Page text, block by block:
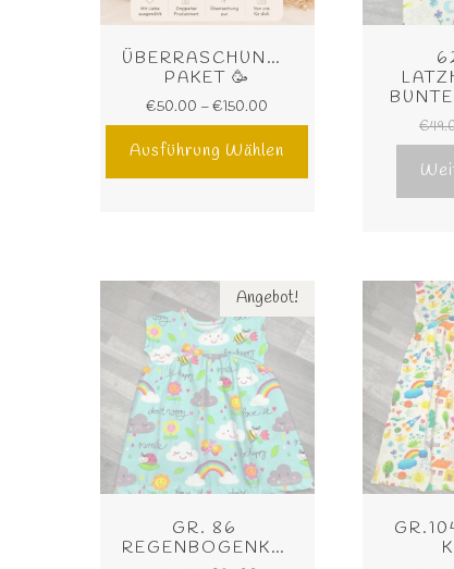
ÜBERRASCHUNGS
PAKET 🥳
€50.00 –€150.00
Ausführung Wählen
€
Angebot!
GR. 86
REGENBOGENKLEID